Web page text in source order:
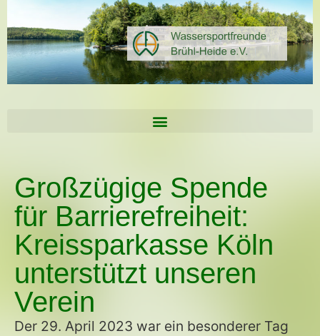
Großzügige Spende
für Barrierefreiheit:
Kreissparkasse Köln
unterstützt unseren
Verein
Der 29. April 2023 war ein besonderer Tag